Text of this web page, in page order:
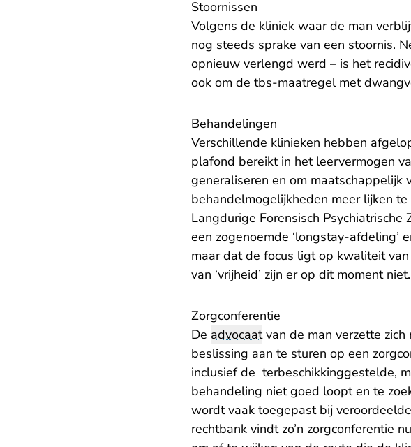
Stoornissen
Volgens de kliniek waar de man
nog steeds sprake van een stoornis.
opnieuw verlengd werd – is het
ook om de tbs-maatregel met
Behandelingen
Verschillende klinieken hebben
plafond bereikt in het leervermogen
generaliseren en om
behandelmogelijkheden meer lijken
Langdurige Forensisch
een zogenoemde ‘longstay-
maar dat de focus ligt op kwaliteit
van ‘vrijheid’ zijn er op dit moment niet.
Zorgconferentie
De advocaatvan de man verzette
beslissing aan te sturen op een
inclusief de terbeschikkinggestelde,
behandeling niet goed loopt en te
wordt vaak toegepast bij
rechtbank vindt zo’n zorgconferentie